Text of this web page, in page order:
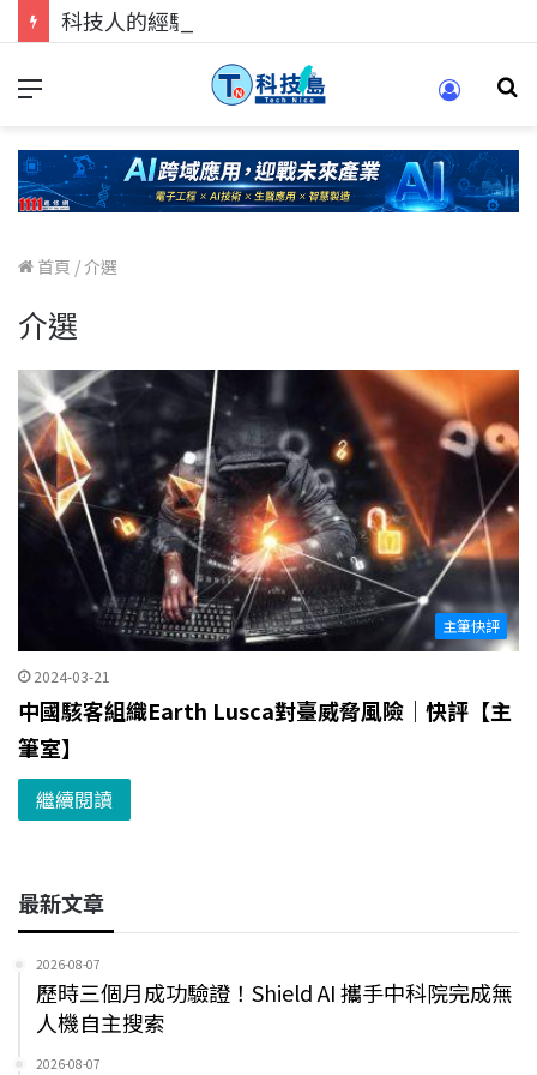
首頁 /介選
介選
主筆快評
2024-03-21
中國駭客組織Earth Lusca對臺威脅風險｜快評【主
筆室】
繼續閱讀
最新文章
2026-08-07
歷時三個月成功驗證！Shield AI 攜手中科院完成無
人機自主搜索
2026-08-07